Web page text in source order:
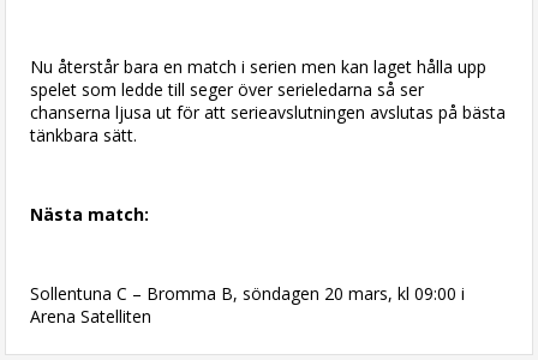
Nu återstår bara en match i serien men kan laget hålla upp
spelet som ledde till seger över serieledarna så ser
chanserna ljusa ut för att serieavslutningen avslutas på bästa
tänkbara sätt.
Nästa match:
Sollentuna C – Bromma B, söndagen 20 mars, kl 09:00 i
Arena Satelliten